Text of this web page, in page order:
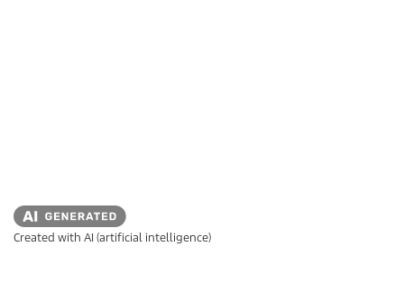
Created with AI (artificial intelligence)